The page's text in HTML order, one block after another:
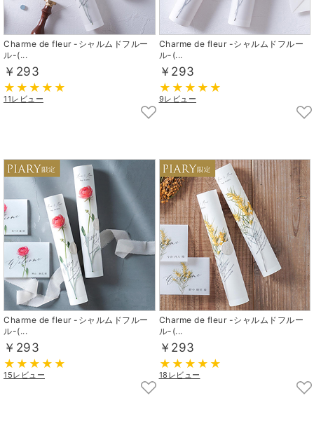
Charme de fleur -シャルムドフルー
ル-(...
￥293
11レビュー
Charme de fleur -シャルムドフルー
ル-(...
￥293
9レビュー
Charme de fleur -シャルムドフルー
ル-(...
￥293
15レビュー
Charme de fleur -シャルムドフルー
ル-(...
￥293
18レビュー